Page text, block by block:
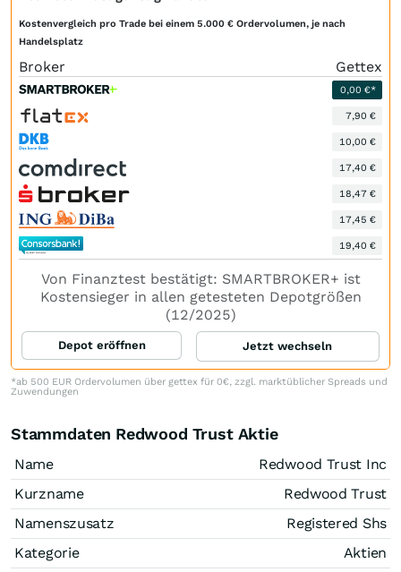
Kostenvergleich pro Trade bei einem 5.000 € Ordervolumen, je nach
Handelsplatz
Broker Gettex
0,00 €*
7,90 €
10,00 €
17,40 €
18,47 €
17,45 €
19,40 €
Von Finanztest bestätigt: SMARTBROKER+ ist
Kostensieger in allen getesteten Depotgrößen
(12/2025)
Depot eröffnen Jetzt wechseln
*ab 500 EUR Ordervolumen über gettex für 0€, zzgl. marktüblicher Spreads und
Zuwendungen
Stammdaten Redwood Trust Aktie
Name
Redwood Trust Inc
Kurzname
Redwood Trust
Namenszusatz
Registered Shs
Kategorie
Aktien